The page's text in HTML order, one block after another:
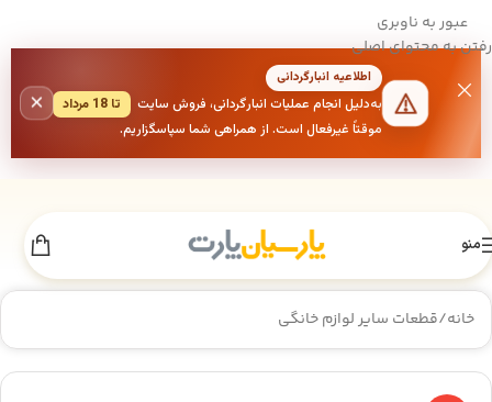
عبور به ناوبری
رفتن به محتوای اصلی
اطلاعیه انبارگردانی
به‌دلیل انجام عملیات انبارگردانی، فروش سایت
تا 18 مرداد
موقتاً غیرفعال است. از همراهی شما سپاسگزاریم.
×
منو
خانه/قطعات سایر لوازم خانگی